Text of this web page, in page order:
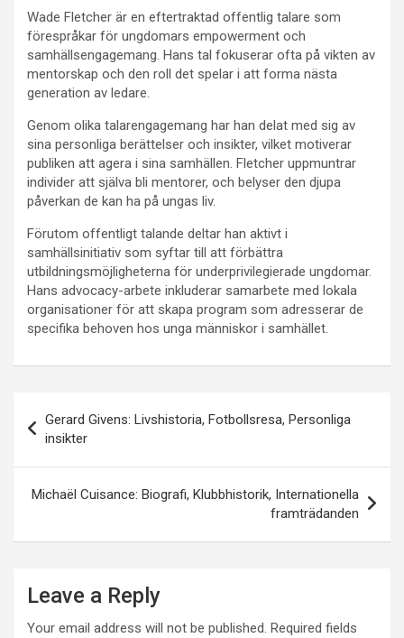
Wade Fletcher är en eftertraktad offentlig talare som
förespråkar för ungdomars empowerment och
samhällsengagemang. Hans tal fokuserar ofta på vikten av
mentorskap och den roll det spelar i att forma nästa
generation av ledare.
Genom olika talarengagemang har han delat med sig av
sina personliga berättelser och insikter, vilket motiverar
publiken att agera i sina samhällen. Fletcher uppmuntrar
individer att själva bli mentorer, och belyser den djupa
påverkan de kan ha på ungas liv.
Förutom offentligt talande deltar han aktivt i
samhällsinitiativ som syftar till att förbättra
utbildningsmöjligheterna för underprivilegierade ungdomar.
Hans advocacy-arbete inkluderar samarbete med lokala
organisationer för att skapa program som adresserar de
specifika behoven hos unga människor i samhället.
navigation
Gerard Givens: Livshistoria, Fotbollsresa, Personliga
insikter
Michaël Cuisance: Biografi, Klubbhistorik, Internationella
framträdanden
Leave a Reply
Your email address will not be published. Required fields